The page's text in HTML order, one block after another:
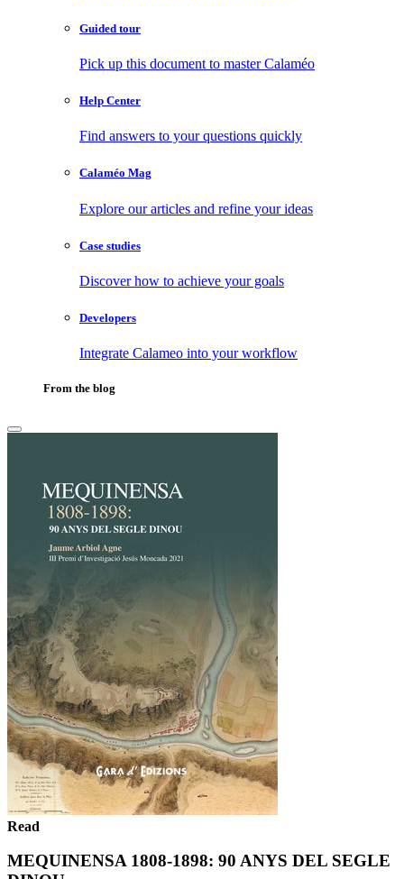
Guided tour
Pick up this document to master Calaméo
Help Center
Find answers to your questions quickly
Calaméo Mag
Explore our articles and refine your ideas
Case studies
Discover how to achieve your goals
Developers
Integrate Calameo into your workflow
From the blog
Read
MEQUINENSA 1808-1898: 90 ANYS DEL SEGLE